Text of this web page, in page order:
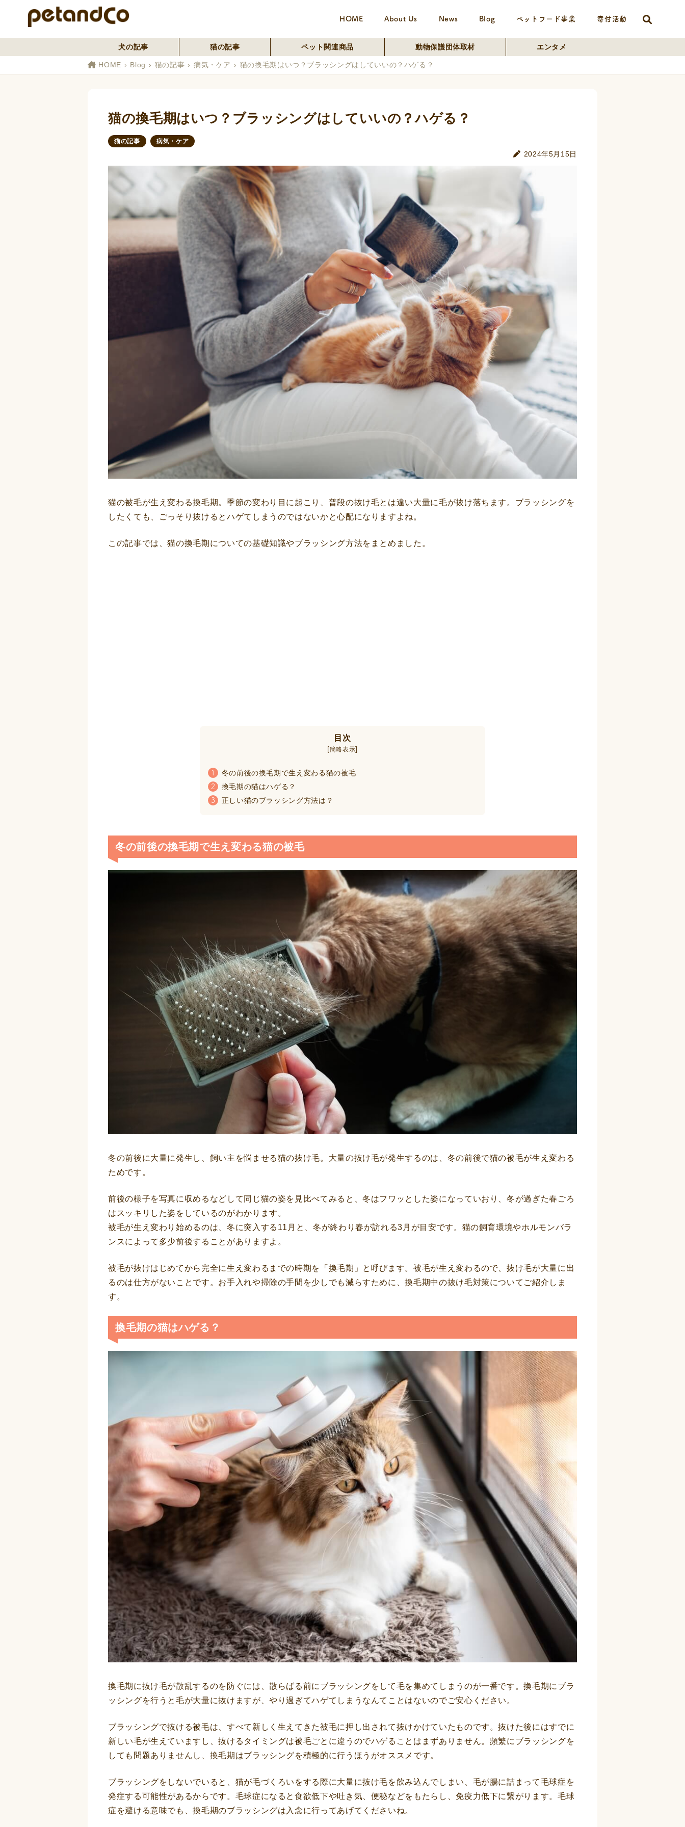
HOME About Us News Blog ペットフード事業 寄付活動
犬の記事 猫の記事 ペット関連商品 動物保護団体取材 エンタメ
HOME Blog 猫の記事 病気・ケア 猫の換毛期はいつ？ブラッシングはしていいの？ハゲる？
猫の換毛期はいつ？ブラッシングはしていいの？ハゲる？
猫の記事 病気・ケア
2024年5月15日
猫の被毛が生え変わる換毛期。季節の変わり目に起こり、普段の抜け毛とは違い大量に毛が抜け落ちます。ブラッシングを
したくても、ごっそり抜けるとハゲてしまうのではないかと心配になりますよね。
この記事では、猫の換毛期についての基礎知識やブラッシング方法をまとめました。
目次
[簡略表示]
1 冬の前後の換毛期で生え変わる猫の被毛
2 換毛期の猫はハゲる？
3 正しい猫のブラッシング方法は？
冬の前後の換毛期で生え変わる猫の被毛
冬の前後に大量に発生し、飼い主を悩ませる猫の抜け毛。大量の抜け毛が発生するのは、冬の前後で猫の被毛が生え変わる
ためです。
前後の様子を写真に収めるなどして同じ猫の姿を見比べてみると、冬はフワッとした姿になっていおり、冬が過ぎた春ごろ
はスッキリした姿をしているのがわかります。
被毛が生え変わり始めるのは、冬に突入する11月と、冬が終わり春が訪れる3月が目安です。猫の飼育環境やホルモンバラ
ンスによって多少前後することがありますよ。
被毛が抜けはじめてから完全に生え変わるまでの時期を「換毛期」と呼びます。被毛が生え変わるので、抜け毛が大量に出
るのは仕方がないことです。お手入れや掃除の手間を少しでも減らすために、換毛期中の抜け毛対策についてご紹介しま
す。
換毛期の猫はハゲる？
換毛期に抜け毛が散乱するのを防ぐには、散らばる前にブラッシングをして毛を集めてしまうのが一番です。換毛期にブラ
ッシングを行うと毛が大量に抜けますが、やり過ぎてハゲてしまうなんてことはないのでご安心ください。
ブラッシングで抜ける被毛は、すべて新しく生えてきた被毛に押し出されて抜けかけていたものです。抜けた後にはすでに
新しい毛が生えていますし、抜けるタイミングは被毛ごとに違うのでハゲることはまずありません。頻繁にブラッシングを
しても問題ありませんし、換毛期はブラッシングを積極的に行うほうがオススメです。
ブラッシングをしないでいると、猫が毛づくろいをする際に大量に抜け毛を飲み込んでしまい、毛が腸に詰まって毛球症を
発症する可能性があるからです。毛球症になると食欲低下や吐き気、便秘などをもたらし、免疫力低下に繋がります。毛球
症を避ける意味でも、換毛期のブラッシングは入念に行ってあげてくださいね。